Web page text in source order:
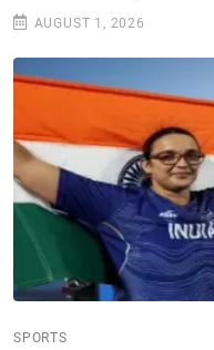
AUGUST 1, 2026
SPORTS